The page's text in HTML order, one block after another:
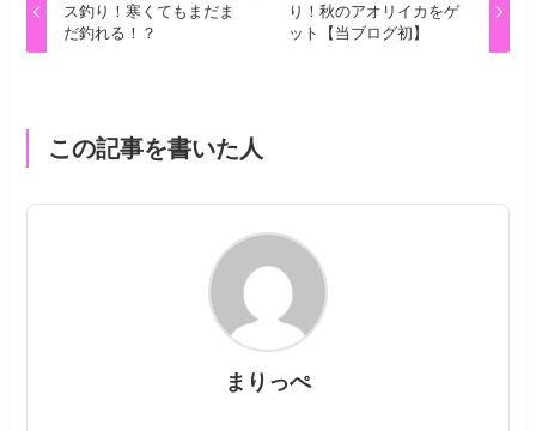
ス釣り！寒くてもまだま
だ釣れる！？
り！秋のアオリイカをゲ
ット【当ブログ初】
この記事を書いた人
まりっぺ